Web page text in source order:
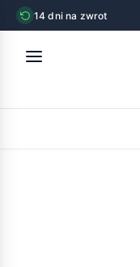
14 dni na zwrot